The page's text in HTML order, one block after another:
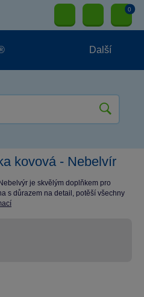
0
Další
kovová - Nebelvír
je skvělým doplňkem pro
s důrazem na detail, potěší všechny